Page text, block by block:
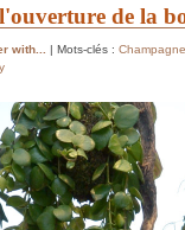
de la
with... | Mots-clés : Champagne